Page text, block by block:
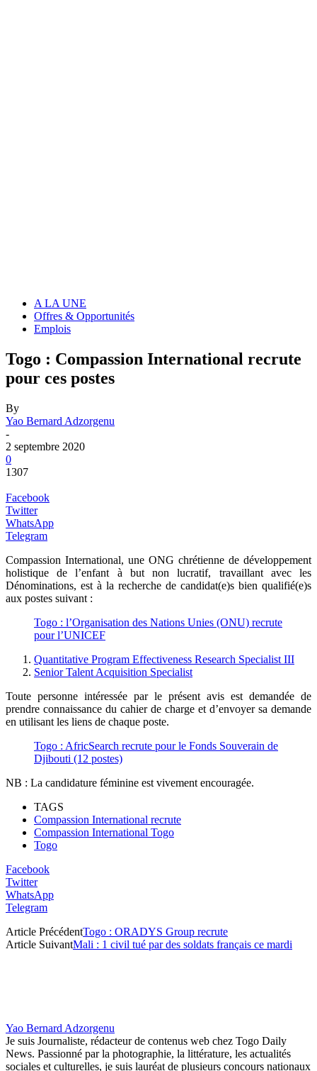
A LA UNE
Offres & Opportunités
Emplois
Togo : Compassion International recrute
pour ces postes
By
Yao Bernard Adzorgenu
-
2 septembre 2020
0
1307
Facebook
Twitter
WhatsApp
Telegram
Compassion International, une ONG chrétienne de développement
holistique de l’enfant à but non lucratif, travaillant avec les
Dénominations, est à la recherche de candidat(e)s bien qualifié(e)s
aux postes suivant :
Togo : l’Organisation des Nations Unies (ONU) recrute
pour l’UNICEF
Quantitative Program Effectiveness Research Specialist III
Senior Talent Acquisition Specialist
Toute personne intéressée par le présent avis est demandée de
prendre connaissance du cahier de charge et d’envoyer sa demande
en utilisant les liens de chaque poste.
Togo : AfricSearch recrute pour le Fonds Souverain de
Djibouti (12 postes)
NB : La candidature féminine est vivement encouragée.
TAGS
Compassion International recrute
Compassion International Togo
Togo
Facebook
Twitter
WhatsApp
Telegram
Article PrécédentTogo : ORADYS Group recrute
Article SuivantMali : 1 civil tué par des soldats français ce mardi
Yao Bernard Adzorgenu
Je suis Journaliste, rédacteur de contenus web chez Togo Daily
News. Passionné par la photographie, la littérature, les actualités
sociales et culturelles, je suis lauréat de plusieurs concours nationaux